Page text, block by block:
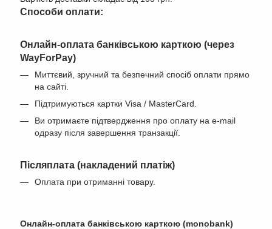
Cпособи оплати:
Онлайн-оплата банківською карткою (через
WayForPay)
Миттєвий, зручний та безпечний спосіб оплати прямо
на сайті.
Підтримуються картки Visa / MasterCard.
Ви отримаєте підтвердження про оплату на e-mail
одразу після завершення транзакції.
Післяплата (накладений платіж)
Оплата при отриманні товару.
Онлайн-оплата банківською карткою (monobank)